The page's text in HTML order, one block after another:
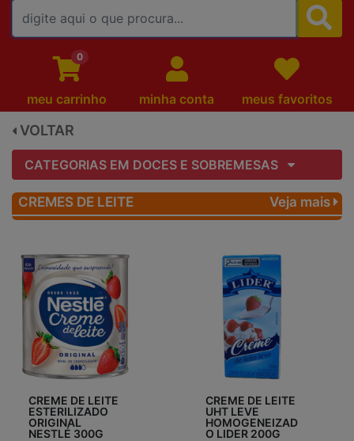
0
meu carrinho minha conta meus favoritos
VOLTAR
CATEGORIAS EM DOCES E SOBREMESAS
CREMES DE LEITE Veja mais
CREME DE LEITE
ESTERILIZADO
ORIGINAL
NESTLÉ 300G
CREME DE LEITE
UHT LEVE
HOMOGENEIZAD
O LIDER 200G